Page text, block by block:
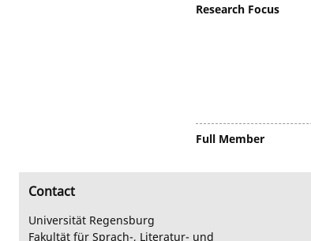
Research Focus
Full Member
Contact
Universität Regensburg
Fakultät für Sprach-, Literatur- und